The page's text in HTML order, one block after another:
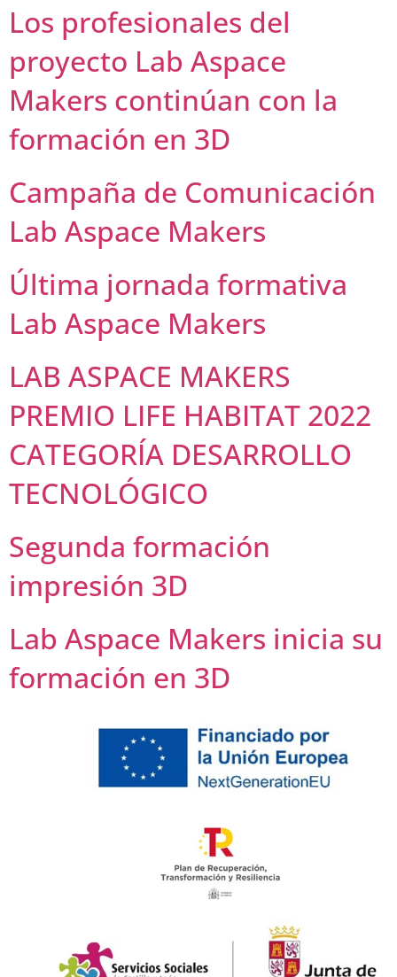
Los profesionales del
proyecto Lab Aspace
Makers continúan con la
formación en 3D
Campaña de Comunicación
Lab Aspace Makers
Última jornada formativa
Lab Aspace Makers
LAB ASPACE MAKERS
PREMIO LIFE HABITAT 2022
CATEGORÍA DESARROLLO
TECNOLÓGICO
Segunda formación
impresión 3D
Lab Aspace Makers inicia su
formación en 3D